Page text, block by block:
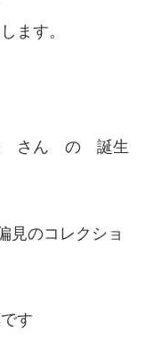
ます。
さん の 誕生
見のコレクショ
す